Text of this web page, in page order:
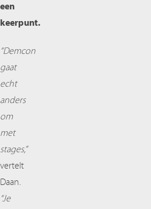
een
keerpunt.
“Demcon
gaat
echt
anders
om
met
stages,”
vertelt
Daan.
“Je